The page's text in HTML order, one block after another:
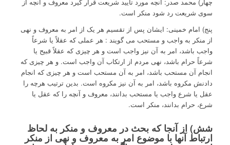
سوی شریعت رد شود منکر است.
پنج) امام خمینی: ایشان پس از تقسیم هر یک از امر به معروف و نهی
از منکر به واجب و مستحب می گویند : هر عملی که عقلاً یا شرعاً
واجب باشد، امر به آن نیز واجب است و هر چیزی که عقلاً قبیح یا
شرعاً حرام باشد، نهی مردم از ارتکاب آن واجب است. و هر چیزی که
انجام آن مستحب باشد، امر به آن مستحب است و هر چیزی که انجام
دادنش مکروه باشد، امر به آن نیز مکروه است. بدین ترتیب هرچه را
عقل یا شرع واجب یا مستحب بدانند، معروف و آنچه را که عقل یا
شرع، حرام بدانند، منکر است.
شش) از آنجا که بحث در معروف و منکر به لحاظ
ارتباط آنها با موضوع امر به معروف و نهی از منکر